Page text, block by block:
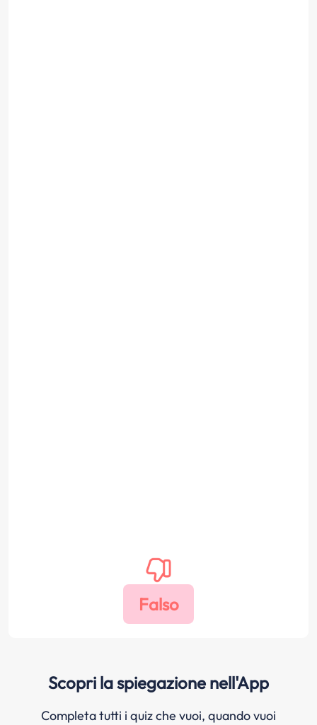
Scopri la spiegazione nell'App
Completa tutti i quiz che vuoi, quando vuoi